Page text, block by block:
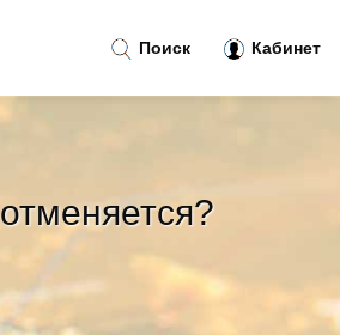
Поиск Кабинет